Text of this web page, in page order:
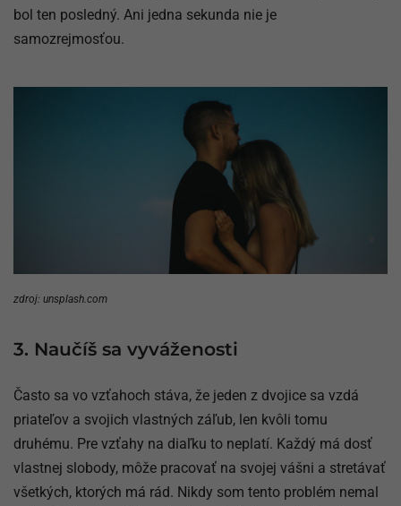
bol ten posledný. Ani jedna sekunda nie je
samozrejmosťou.
zdroj: unsplash.com
3. Naučíš sa vyváženosti
Často sa vo vzťahoch stáva, že jeden z dvojice sa vzdá
priateľov a svojich vlastných záľub, len kvôli tomu
druhému. Pre vzťahy na diaľku to neplatí. Každý má dosť
vlastnej slobody, môže pracovať na svojej vášni a stretávať
všetkých, ktorých má rád. Nikdy som tento problém nemal